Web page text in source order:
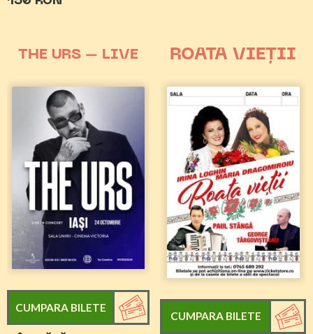
THE URS – LIVE
CUMPARA BILETE
ROATA VIEȚII
CUMPARA BILETE